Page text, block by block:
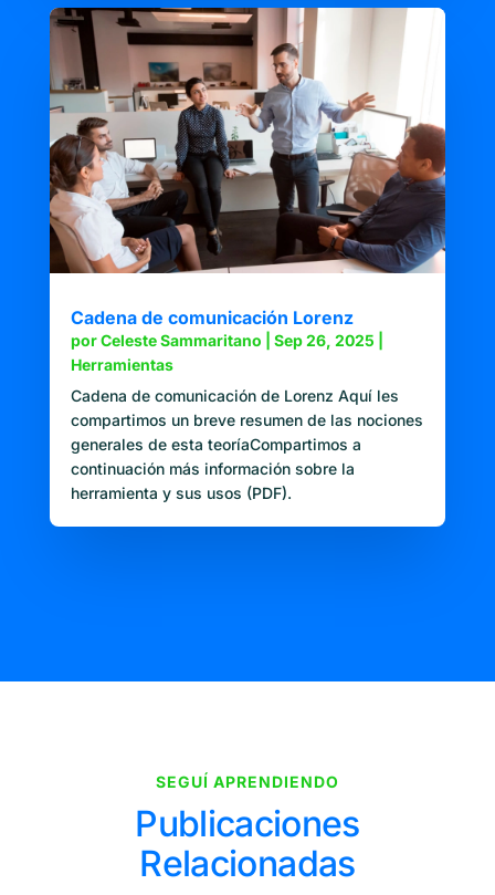
Cadena de comunicación Lorenz
porCeleste Sammaritano Sep 26, 2025
Herramientas
Cadena de comunicación de Lorenz Aquí les
compartimos un breve resumen de las nociones
generales de esta teoríaCompartimos a
continuación más información sobre la
herramienta y sus usos (PDF).
SEGUÍ APRENDIENDO
Publicaciones
Relacionadas